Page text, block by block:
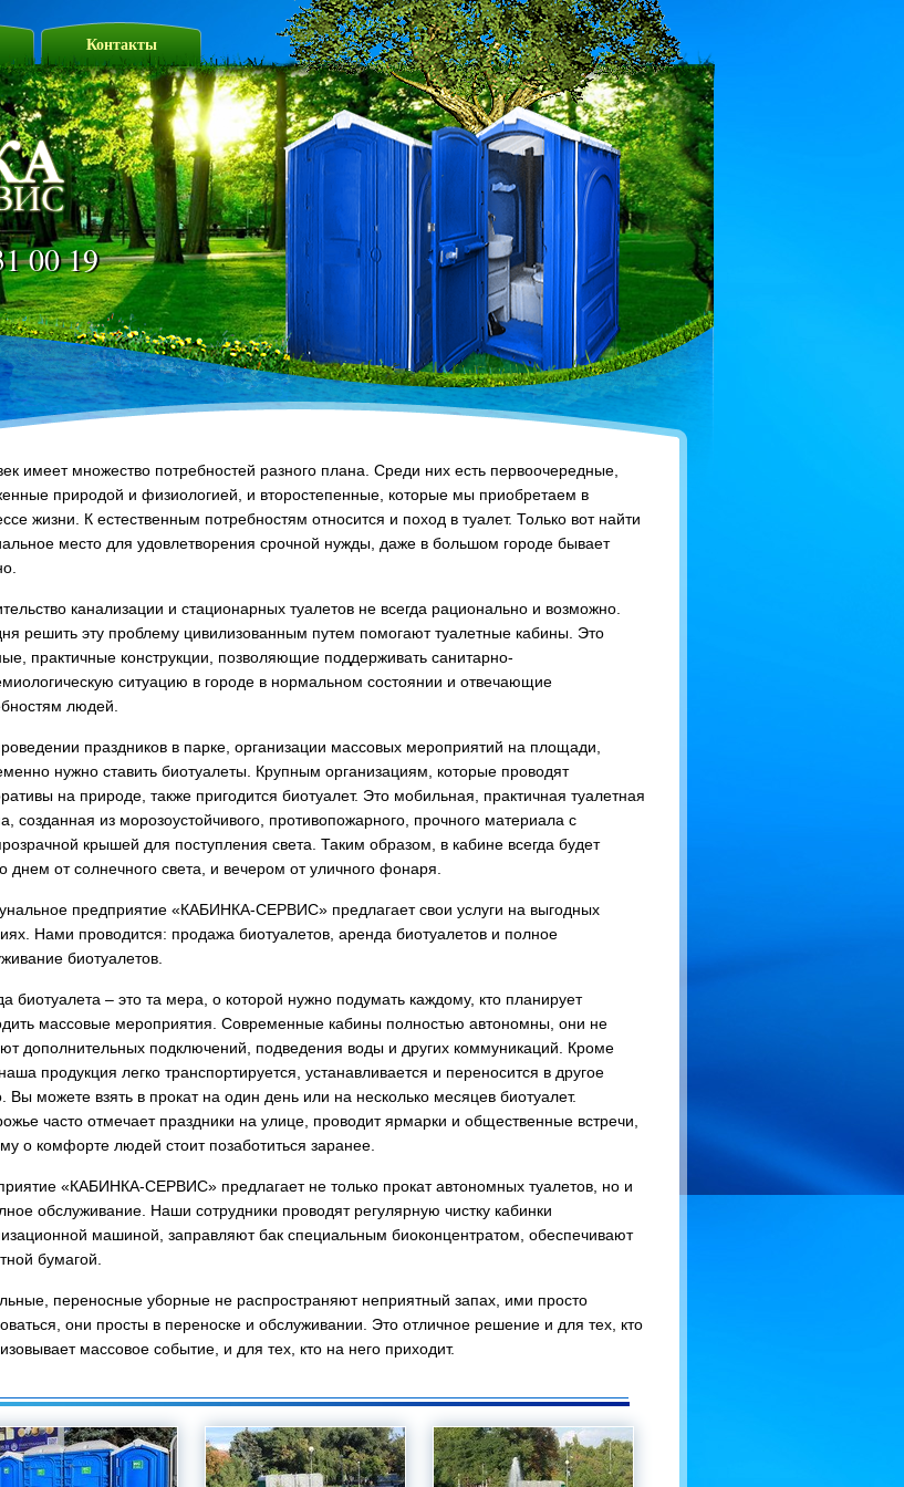
00 19
Контакты
имеет множество потребностей разного плана. Среди них есть первоочередные,
природой и физиологией, и второстепенные, которые мы приобретаем в
жизни. К естественным потребностям относится и поход в туалет. Только вот найти
место для удовлетворения срочной нужды, даже в большом городе бывает
канализации и стационарных туалетов не всегда рационально и возможно.
решить эту проблему цивилизованным путем помогают туалетные кабины. Это
практичные конструкции, позволяющие поддерживать санитарно-
ситуацию в городе в нормальном состоянии и отвечающие
людей.
праздников в парке, организации массовых мероприятий на площади,
нужно ставить биотуалеты. Крупным организациям, которые проводят
на природе, также пригодится биотуалет. Это мобильная, практичная туалетная
созданная из морозоустойчивого, противопожарного, прочного материала с
крышей для поступления света. Таким образом, в кабине всегда будет
днем от солнечного света, и вечером от уличного фонаря.
предприятие «КАБИНКА-СЕРВИС» предлагает свои услуги на выгодных
Нами проводится: продажа биотуалетов, аренда биотуалетов и полное
биотуалетов.
биотуалета – это та мера, о которой нужно подумать каждому, кто планирует
массовые мероприятия. Современные кабины полностью автономны, они не
дополнительных подключений, подведения воды и других коммуникаций. Кроме
продукция легко транспортируется, устанавливается и переносится в другое
Вы можете взять в прокат на один день или на несколько месяцев биотуалет.
часто отмечает праздники на улице, проводит ярмарки и общественные встречи,
о комфорте людей стоит позаботиться заранее.
«КАБИНКА-СЕРВИС» предлагает не только прокат автономных туалетов, но и
обслуживание. Наши сотрудники проводят регулярную чистку кабинки
машиной, заправляют бак специальным биоконцентратом, обеспечивают
бумагой.
переносные уборные не распространяют неприятный запах, ими просто
они просты в переноске и обслуживании. Это отличное решение и для тех, кто
массовое событие, и для тех, кто на него приходит.